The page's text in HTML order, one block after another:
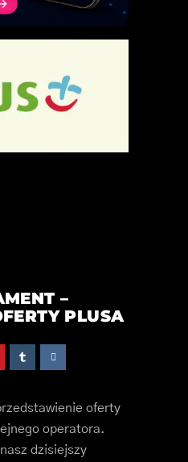
–
PLUSA
oferty
operatora.
dzisiejszy